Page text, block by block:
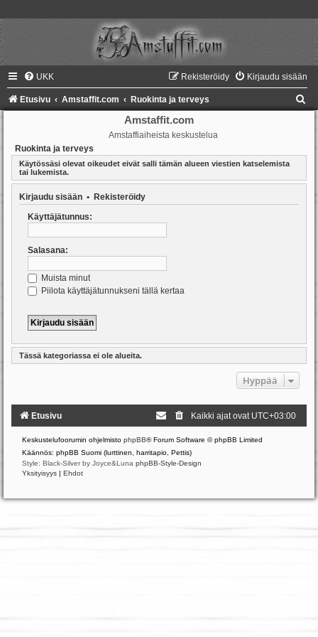
UKK Kirjaudu sisään
Rekisteröidy
Etusivu Amstaffit.com Ruokinta ja terveys
Amstaffit.com
Amstaffiaiheista keskustelua
Ruokinta ja terveys
Käytössäsi olevat oikeudet eivät salli tämän alueen viestien katselemista
tai lukemista.
Kirjaudu sisään • Rekisteröidy
Käyttäjätunnus:
Salasana:
Muista minut
Piilota käyttäjätunnukseni tällä kertaa
Tässä kategoriassa ei ole alueita.
Hyppää
Etusivu Kaikki ajat ovat UTC+03:00
Keskustelufoorumin ohjelmisto phpBB® Forum Software © phpBB Limited
Käännös: phpBB Suomi (lurttinen, harritapio, Pettis)
Style: Black-Silver by Joyce&Luna phpBB-Style-Design
Yksityisyys | Ehdot